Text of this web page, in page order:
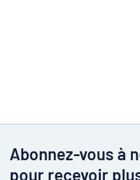
Abonnez-vous à
pour recevoir